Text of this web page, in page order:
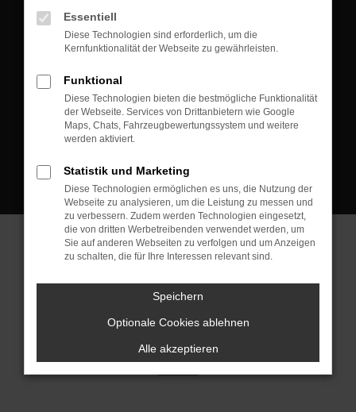
Kontakt:
Tel.: +49 3745 760 90 20
Fax: +49 3745 760 90 21
Mail: fj@jakob-trading.com
Cookie Einstellungen
© 2026 Jakob Trading GmbH | Neustädter Straße 1 | DE-08223
Neustadt/Vogtland | fj@jakob-trading.com | Webdesign by audaris.de
Essentiell
Diese Technologien sind erforderlich, um die
Kernfunktionalität der Webseite zu gewährleisten.
Funktional
Diese Technologien bieten die bestmögliche Funktionalität
der Webseite. Services von Drittanbietern wie Google
Maps, Chats, Fahrzeugbewertungssystem und weitere
werden aktiviert.
Statistik und Marketing
Diese Technologien ermöglichen es uns, die Nutzung der
Webseite zu analysieren, um die Leistung zu messen und
zu verbessern. Zudem werden Technologien eingesetzt,
die von dritten Werbetreibenden verwendet werden, um
Sie auf anderen Webseiten zu verfolgen und um Anzeigen
zu schalten, die für Ihre Interessen relevant sind.
Speichern
Optionale Cookies ablehnen
Alle akzeptieren